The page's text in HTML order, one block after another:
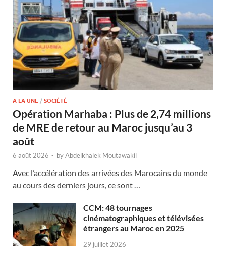
A LA UNE / SOCIÉTÉ
Opération Marhaba : Plus de 2,74 millions
de MRE de retour au Maroc jusqu’au 3
août
6 août 2026 - byAbdelkhalek Moutawakil
Avec l’accélération des arrivées des Marocains du monde
au cours des derniers jours, ce sont …
CCM: 48 tournages
cinématographiques et télévisées
étrangers au Maroc en 2025
29 juillet 2026